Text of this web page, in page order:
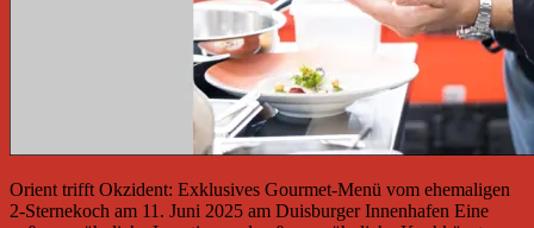
Orient trifft Okzident: Exklusives Gourmet-Menü vom ehemaligen
2-Sternekoch am 11. Juni 2025 am Duisburger Innenhafen Eine